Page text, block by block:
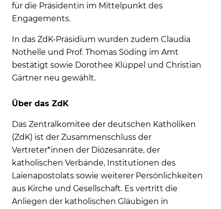
für die Präsidentin im Mittelpunkt des
Engagements.
In das ZdK-Präsidium wurden zudem Claudia
Nothelle und Prof. Thomas Söding im Amt
bestätigt sowie Dorothee Klüppel und Christian
Gärtner neu gewählt.
Über das ZdK
Das Zentralkomitee der deutschen Katholiken
(ZdK) ist der Zusammenschluss der
Vertreter*innen der Diözesanräte, der
katholischen Verbände, Institutionen des
Laienapostolats sowie weiterer Persönlichkeiten
aus Kirche und Gesellschaft. Es vertritt die
Anliegen der katholischen Gläubigen in